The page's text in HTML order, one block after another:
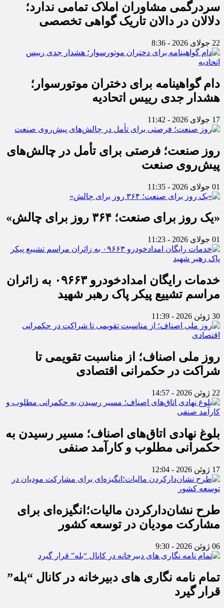
سردرگمی مشاوران املاک تمامی ندارد؛
دلالان در دالان تاریک گواهی تخصصی
22 جولای 2026 - 8:36
دام گواهینامه برای دختران موتورسوار؛
هشدار جدی رییس اتحادیه
17 جولای 2026 - 11:42
روز صنعت؛ فرصتی برای تأمل در چالش‌های
پیش‌روی صنعت
01 جولای 2026 - 11:35
«یک روز برای صنعت؛ ۳۶۴ روز برای چالش»
01 جولای 2026 - 11:23
خدمات رایگان امدادخودرو ۰۹۶۶۳ به زائران
مراسم تشییع پیکر پاک رهبر شهید
30 ژوئن 2026 - 11:39
روز ملی اصناف؛ از مناسبت تقویمی تا
شراکت در حکمرانی اقتصادی
22 ژوئن 2026 - 14:57
بلوغ نهادی اتاق‌های اصناف؛ مسیر رسیدن به
حکمرانی مطلوب و کارآمد صنفی
17 ژوئن 2026 - 12:04
طرح نشان‌دارکردن مالیات؛انگیزه‌ای برای
مشارکت مودیان در توسعه کشور
06 ژوئن 2026 - 9:30
تمام نامه نگاری های دبیرخانه در کانال “بله”
قرار گیرد